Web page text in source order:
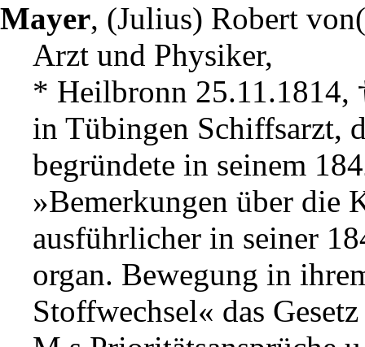
Mayer, (Julius) Robert von
Arzt und Physiker,
* Heilbronn 25.11.1814,
in Tübingen Schiffsarzt,
begründete in seinem
»Bemerkungen über die
ausführlicher in seiner
organ. Bewegung in
Stoffwechsel« das